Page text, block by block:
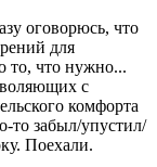
оговорюсь, что
для
то, что нужно...
с
комфорта
то забыл/упустил/
Поехали.